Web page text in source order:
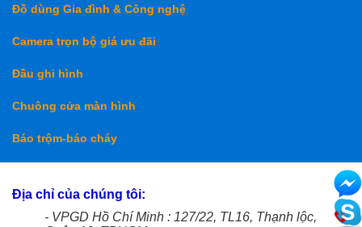
Đồ dùng Gia đình & Công nghệ
Camera trọn bộ giá ưu đãi
Đầu ghi hình
Chuông cửa màn hình
Báo trộm-báo cháy
Địa chỉ của chúng tôi:
- VPGD Hồ Chí Minh : 127/22, TL16, Thạnh lộc,